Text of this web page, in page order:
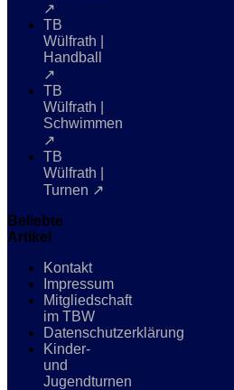
↗
TB
Wülfrath |
Handball
↗
TB
Wülfrath |
Schwimmen
↗
TB
Wülfrath |
Turnen ↗
Beliebte
Artikel
Kontakt
Impressum
Mitgliedschaft
im TBW
Datenschutzerklärung
Kinder-
und
Jugendturnen